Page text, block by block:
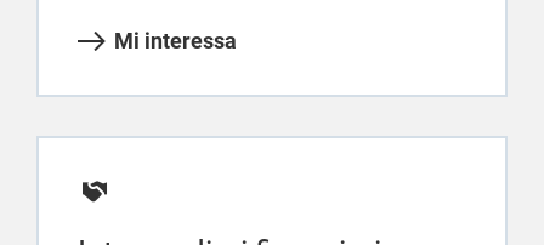
Mi interessa